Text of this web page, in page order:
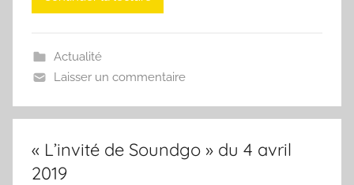
Actualité
Laisser un commentaire
« L’invité de Soundgo » du 4 avril
2019